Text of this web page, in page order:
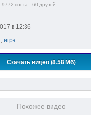
9772 поста 60 друзей
в 12:36
игра
Скачать видео (8.58 Мб)
Похожее видео